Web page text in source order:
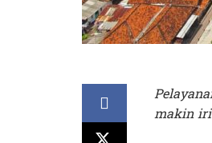
makin iri